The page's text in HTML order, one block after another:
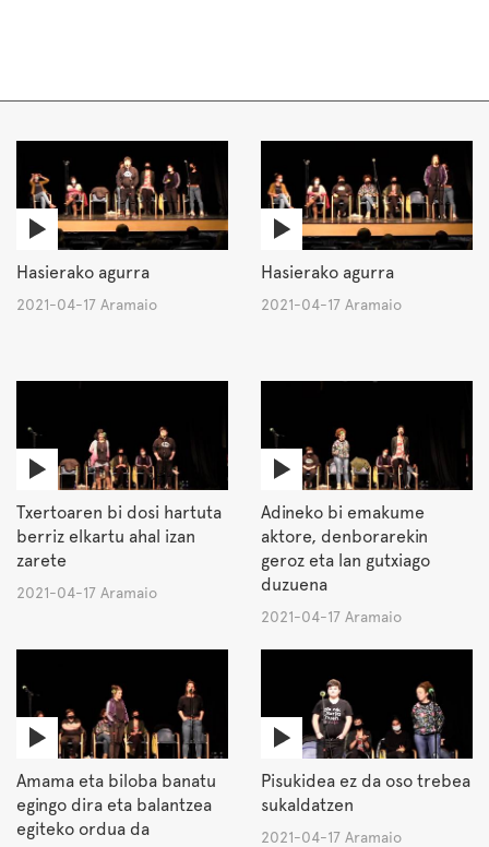
Hasierako agurra
2021-04-17 Aramaio
Hasierako agurra
2021-04-17 Aramaio
Txertoaren bi dosi hartuta
berriz elkartu ahal izan
zarete
2021-04-17 Aramaio
Adineko bi emakume
aktore, denborarekin
geroz eta lan gutxiago
duzuena
2021-04-17 Aramaio
Amama eta biloba banatu
egingo dira eta balantzea
egiteko ordua da
Pisukidea ez da oso trebea
sukaldatzen
2021-04-17 Aramaio